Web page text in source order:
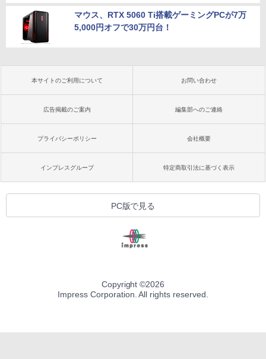
マウス、RTX 5060 Ti搭載ゲーミングPCが7万
5,000円オフで30万円台！
本サイトのご利用について お問い合わせ
広告掲載のご案内 編集部へのご連絡
プライバシーポリシー 会社概要
インプレスグループ 特定商取引法に基づく表示
PC版で見る
Copyright ©2026
Impress Corporation. All rights reserved.